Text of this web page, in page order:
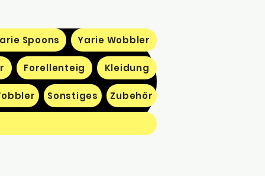
Spoons Yarie Wobbler
Forellenteig Kleidung
Sonstiges Zubehör